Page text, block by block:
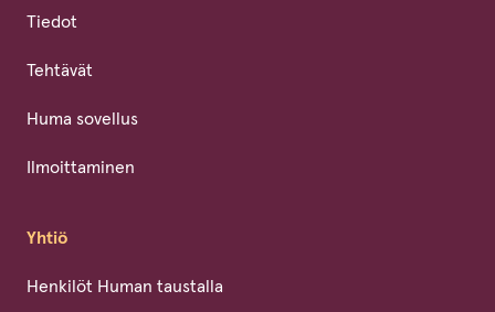
Tiedot
Tehtävät
Huma sovellus
Ilmoittaminen
Yhtiö
Henkilöt Human taustalla